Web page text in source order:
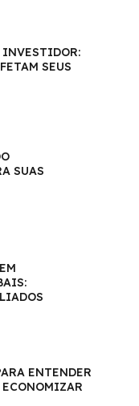
SEUS
SUAS
ENTENDER